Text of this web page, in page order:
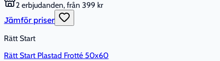
2 erbjudanden, från 399 kr
Jämför priser
Rätt Start
Rätt Start Plastad Frotté 50x60